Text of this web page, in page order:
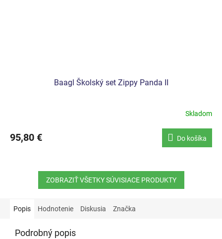
Baagl Školský set Zippy Panda II
Skladom
95,80 € Do košíka
ZOBRAZIŤ VŠETKY SÚVISIACE PRODUKTY
Popis Hodnotenie Diskusia Značka
Podrobný popis